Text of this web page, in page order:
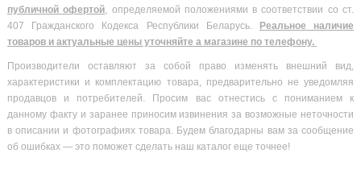
публичной офертой, определяемой положениями в соответствии со ст.
407 Гражданского Кодекса Республики Беларусь. Реальное наличие
товаров и актуальные цены уточняйте а магазине по телефону.
Производители оставляют за собой право изменять внешний вид,
характеристики и комплектацию товара, предварительно не уведомляя
продавцов и потребителей. Просим вас отнестись с пониманием к
данному факту и заранее приносим извинения за возможные неточности
в описании и фотографиях товара. Будем благодарны вам за сообщение
об ошибках — это поможет сделать наш каталог еще точнее!